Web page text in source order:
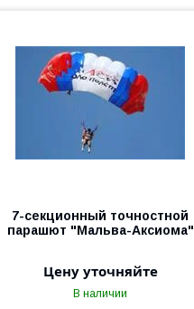
7-секционный точностной
парашют "Мальва-Аксиома"
Цену уточняйте
В наличии